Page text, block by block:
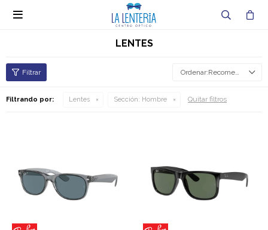

LENTES
Recomendados
Filtrando por: Lentes Sección: Hombre Quitar filtros